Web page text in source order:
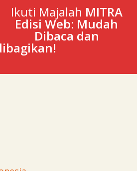
Ikuti Majalah MITRA
Edisi Web: Mudah
Dibaca dan